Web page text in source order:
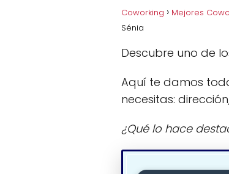
Coworking Mejores
Sénia
Descubre uno de
Aquí te damos
necesitas:
¿Qué lo hace